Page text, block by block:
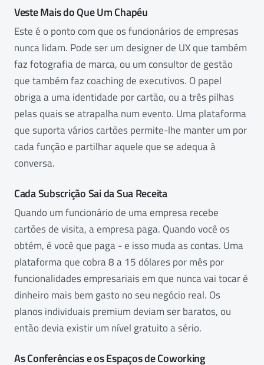
Veste Mais do Que Um Chapéu
Este é o ponto com que os funcionários de empresas
nunca lidam. Pode ser um designer de UX que também
faz fotografia de marca, ou um consultor de gestão
que também faz coaching de executivos. O papel
obriga a uma identidade por cartão, ou a três pilhas
pelas quais se atrapalha num evento. Uma plataforma
que suporta vários cartões permite-lhe manter um por
cada função e partilhar aquele que se adequa à
conversa.
Cada Subscrição Sai da Sua Receita
Quando um funcionário de uma empresa recebe
cartões de visita, a empresa paga. Quando você os
obtém, é você que paga - e isso muda as contas. Uma
plataforma que cobra 8 a 15 dólares por mês por
funcionalidades empresariais em que nunca vai tocar é
dinheiro mais bem gasto no seu negócio real. Os
planos individuais premium deviam ser baratos, ou
então devia existir um nível gratuito a sério.
As Conferências e os Espaços de Coworking